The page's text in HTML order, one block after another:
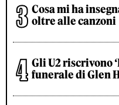
Cosa mi ha
oltre alle canzoni
Gli U2 riscrivono
funerale di Glen